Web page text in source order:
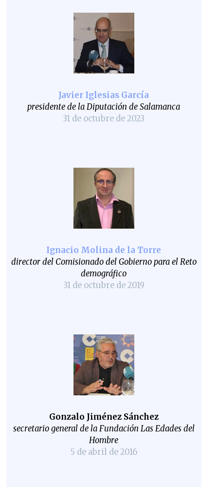
Javier Iglesias García
presidente de la Diputación de Salamanca
31 de octubre de 2023
Ignacio Molina de la Torre
director del Comisionado del Gobierno para el Reto
demográfico
31 de octubre de 2019
Gonzalo Jiménez Sánchez
secretario general de la Fundación Las Edades del
Hombre
5 de abril de 2016